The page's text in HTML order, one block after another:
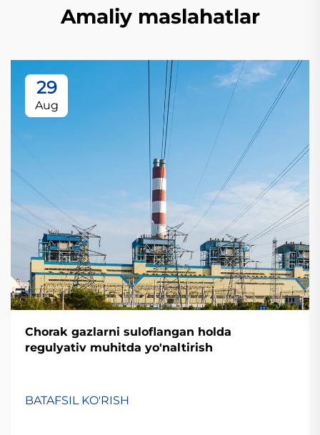
Amaliy maslahatlar
29
Aug
Chorak gazlarni suloflangan holda
regulyativ muhitda yo'naltirish
BATAFSIL KO'RISH